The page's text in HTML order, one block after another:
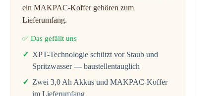
ein MAKPAC-Koffer gehören zum
Lieferumfang.
✅ Das gefällt uns
XPT-Technologie schützt vor Staub und
Spritzwasser — baustellentauglich
Zwei 3,0 Ah Akkus und MAKPAC-Koffer
im Lieferumfang